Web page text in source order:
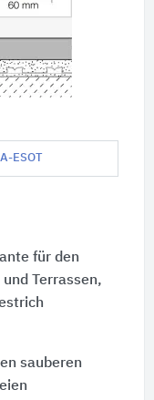
ESOT
für den
Terrassen,
sauberen